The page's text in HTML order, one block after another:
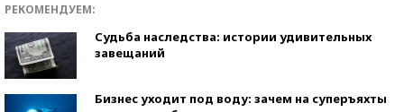
РЕКОМЕНДУЕМ:
Судьба наследства: истории удивительных
завещаний
Бизнес уходит под воду: зачем на суперъяхты